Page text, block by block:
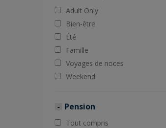
Adult Only
Bien-être
Été
Famille
Voyages de noces
Weekend
Pension
Tout compris